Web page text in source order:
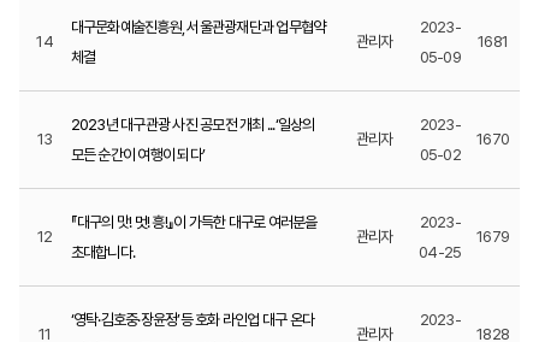
14
대구문화예술진흥원, 서울관광재단과 업무협약
체결
관리자
2023-
05-09
1681
13
2023년 대구관광 사진 공모전 개최 ...‘일상의
모든 순간이 여행이 되다’
관리자
2023-
05-02
1670
12
『대구의 맛! 멋! 흥!』이 가득한 대구로 여러분을
초대합니다.
관리자
2023-
04-25
1679
11
‘영탁·김호중·장윤정’등 호화 라인업 대구 온다
관리자
2023-
1828